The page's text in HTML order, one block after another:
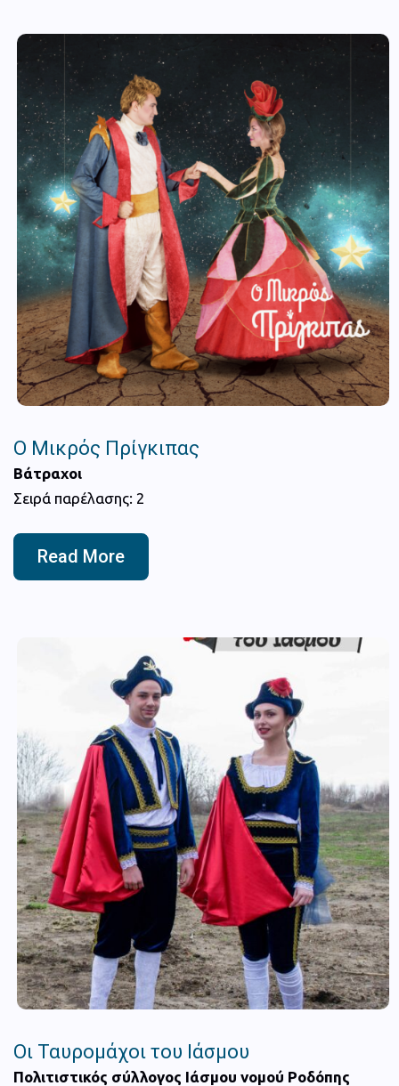
Ο Μικρός Πρίγκιπας
Βάτραχοι
Σειρά παρέλασης: 2
Read More
Οι Ταυρομάχοι του Ιάσμου
Πολιτιστικός σύλλογος Ιάσμου νομού Ροδόπης